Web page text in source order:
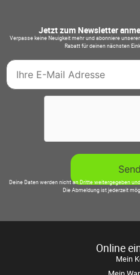
Jetzt zum Newsletter
Verpasse keine Neuigkeit mehr und abonniere
Rabatt für deinen nächsten
Deine Daten werden nicht an Dritte weitergegeben
Die Abmeldung ist jederzeit
Online
Mein